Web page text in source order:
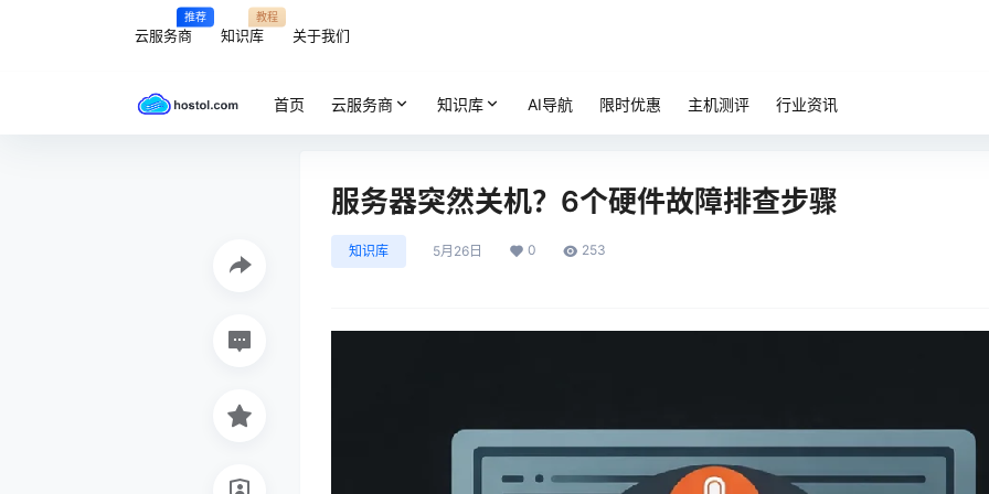
云服务商
推荐
知识库
教程
关于我们
首页 云服务商 知识库 AI导航 限时优惠 主机测评 行业资讯
服务器突然关机？6个硬件故障排查步骤
知识库 5月26日 0 253